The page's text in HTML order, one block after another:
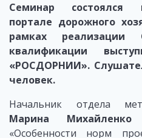
Семинар состоялся
портале дорожного
рамках реализации
квалификации
«РОСДОРНИИ».
человек.
Начальник отдела
Марина Михайленко
«Особенности норм